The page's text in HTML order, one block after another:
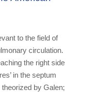
to the field of
circulation.
the right side
in the septum
by Galen;